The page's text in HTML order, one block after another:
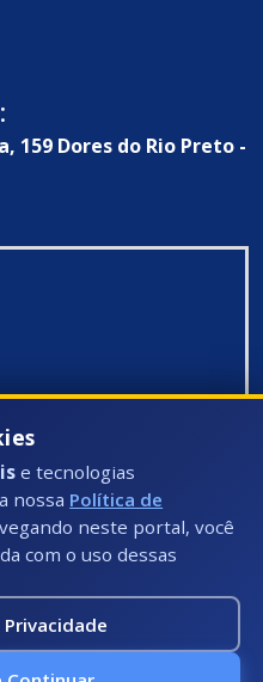
159 Dores do Rio Preto -
©: 2026
e tecnologias
nossa Política de
neste portal, você
com o uso dessas